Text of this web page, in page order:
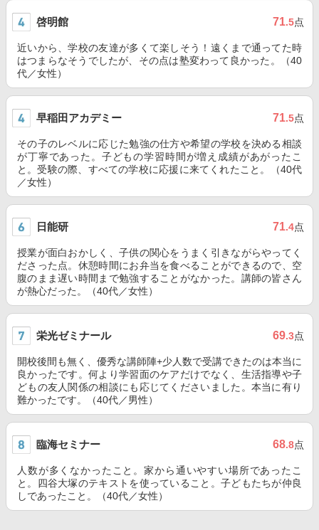
啓明館 71.5点
近いから、学校の友達が多くて楽しそう！遠くまで通ってた時
はつまらなそうでしたが、その点は塾変わって良かった。（40
代／女性）
早稲田アカデミー 71.5点
その子のレベルに応じた勉強の仕方や希望の学校を決める相談
が丁寧であった。子どもの学習時間が増え成績があがったこ
と。受験の際、すべての学校に応援に来てくれたこと。（40代
／女性）
日能研 71.4点
授業が面白おかしく、子供の関心をうまく引きながらやってく
ださった点。休憩時間にお弁当を食べることができるので、空
腹のまま遅い時間まで勉強することがなかった。講師の皆さん
が熱心だった。（40代／女性）
栄光ゼミナール 69.3点
開校後間も無く、優秀な講師陣+少人数で受講できたのは本当に
良かったです。何より学習面のケアだけでなく、生活指導や子
どもの友人関係の相談にも応じてくださいました。本当に有り
難かったです。（40代／男性）
臨海セミナー 68.8点
人数が多くなかったこと。家から通いやすい場所であったこ
と。四谷大塚のテキストを使っていること。子どもたちが仲良
しであったこと。（40代／女性）